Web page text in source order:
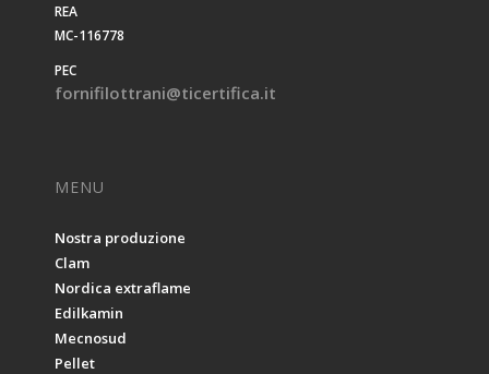
REA
MC-116778
PEC
fornifilottrani@ticertifica.it
MENU
Nostra produzione
Clam
Nordica extraflame
Edilkamin
Mecnosud
Pellet